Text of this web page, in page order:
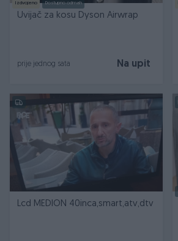
Izdvojeno Dostupno odmah
Uvijač za kosu Dyson Airwrap
Na upit
prije jednog sata
Lcd MEDION 40inca,smart,atv,dtv